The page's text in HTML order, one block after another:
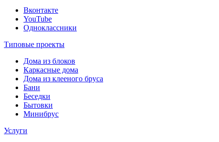
Вконтакте
YouTube
Одноклассники
Типовые проекты
Дома из блоков
Каркасные дома
Дома из клееного бруса
Бани
Беседки
Бытовки
Минибрус
Услуги